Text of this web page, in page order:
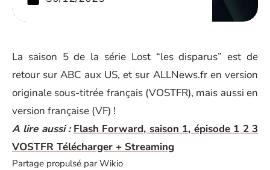
La saison 5 de la série Lost “les disparus” est de
retour sur ABC aux US, et sur ALLNews.fr en version
originale sous-titrée français (VOSTFR), mais aussi en
version française (VF) !
A lire aussi : Flash Forward, saison 1, épisode 1 2 3
VOSTFR Télécharger + Streaming
Partage propulsé par Wikio